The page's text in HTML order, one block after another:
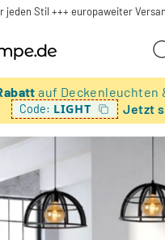
jeden Stil +++ europaweiter
auf Deckenleuchten
Code: LIGHT Jetzt